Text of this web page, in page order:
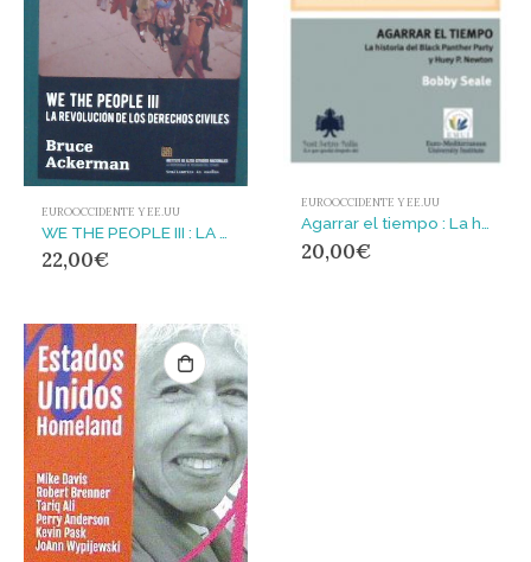
EUROOCCIDENTE Y EE.UU
22,00€
EUROOCCIDENTE Y EE.UU
20,00€